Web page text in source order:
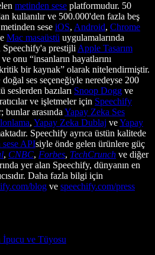
metinden sese platformudur. 50
kullanılır ve 500.000'den fazla beş
sese iOS, Android, Chrome
Mac masaüstü uygulamalarında
Speechify'a prestijli Apple Tasarım
onu “insanların hayatlarını
kritik bir kaynak” olarak nitelendirmiştir.
ses seçeneğiyle neredeyse 200
seslerden bazıları Snoop Dogg ve
ve işletmeler için Speechify
bunlar arasında Yapay Zeka Ses
, Yapay Zeka Dublaj veYapay
Speechify ayrıca üstün kalitede
sese APIsiyle önde gelen ürünlere güç
, CNBC, Forbes, TechCrunch ve diğer
yer alan Speechify, dünyanın en
Daha fazla bilgi için
blog ve speechify.com/press
İpucu ve Tüyosu